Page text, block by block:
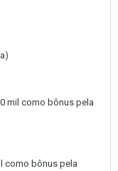
mil como bônus pela
como bônus pela